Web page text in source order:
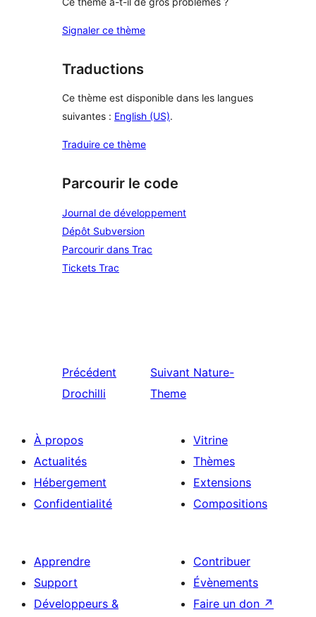
Signaler ce thème
Traductions
Ce thème est disponible dans les langues
suivantes : English (US).
Traduire ce thème
Parcourir le code
Journal de développement
Dépôt Subversion
Parcourir dans Trac
Tickets Trac
Précédent
Drochilli
Suivant Nature-
Theme
À propos
Actualités
Hébergement
Confidentialité
Vitrine
Thèmes
Extensions
Compositions
Apprendre
Support
Développeurs &
Contribuer
Évènements
Faire un don ↗